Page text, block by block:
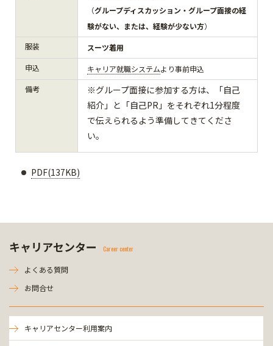
（グループディスカッション・グループ面接の経
験がない、または、経験が少ない方）
服装
スーツ着用
申込
キャリア就職システムより事前申込
備考
※グループ面接に参加する方は、「自己
紹介」と「自己PR」をそれぞれ1分程度
で伝えられるよう準備してきてくださ
い。
PDF(137KB)
キャリアセンター Career center
よくある質問
お問合せ
キャリアセンター利用案内